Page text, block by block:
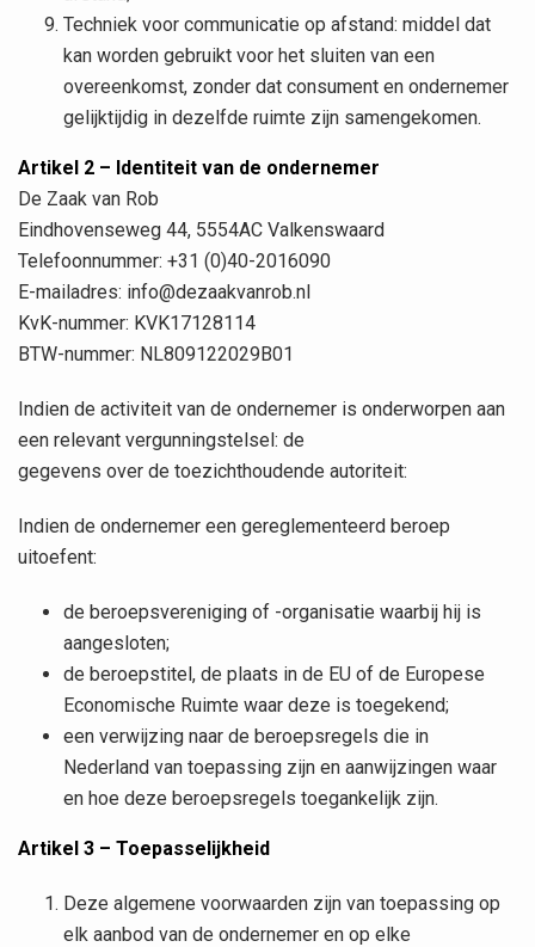
Techniek voor communicatie op afstand: middel dat
kan worden gebruikt voor het sluiten van een
overeenkomst, zonder dat consument en ondernemer
gelijktijdig in dezelfde ruimte zijn samengekomen.
Artikel 2 – Identiteit van de ondernemer
De Zaak van Rob
Eindhovenseweg 44, 5554AC Valkenswaard
Telefoonnummer: +31 (0)40-2016090
E-mailadres: info@dezaakvanrob.nl
KvK-nummer: KVK17128114
BTW-nummer: NL809122029B01
Indien de activiteit van de ondernemer is onderworpen aan
een relevant vergunningstelsel: de
gegevens over de toezichthoudende autoriteit:
Indien de ondernemer een gereglementeerd beroep
uitoefent:
de beroepsvereniging of -organisatie waarbij hij is
aangesloten;
de beroepstitel, de plaats in de EU of de Europese
Economische Ruimte waar deze is toegekend;
een verwijzing naar de beroepsregels die in
Nederland van toepassing zijn en aanwijzingen waar
en hoe deze beroepsregels toegankelijk zijn.
Artikel 3 – Toepasselijkheid
Deze algemene voorwaarden zijn van toepassing op
elk aanbod van de ondernemer en op elke